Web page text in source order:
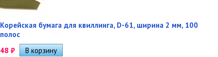
Корейская бумага для квиллинга, D-61, ширина 2 мм, 100
полос
48 ₽